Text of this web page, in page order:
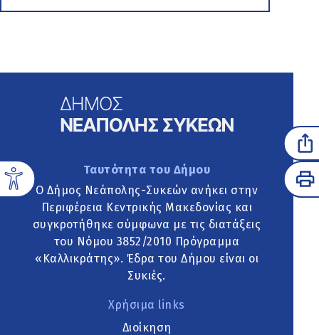
Ταυτότητα του Δήμου
Ο Δήμος Νεάπολης-Συκεών ανήκει στην
Περιφέρεια Κεντρικής Μακεδονίας και
συγκροτήθηκε σύμφωνα με τις διατάξεις
του Νόμου 3852/2010 Πρόγραμμα
«Καλλικράτης». Έδρα του Δήμου είναι οι
Συκιές.
Χρήσιμα links
Διοίκηση